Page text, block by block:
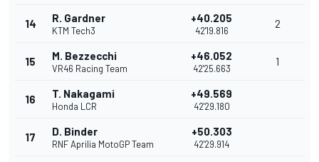
14 R. Gardner
KTM Tech3
+40.205
42'19.816
2
15 M. Bezzecchi
VR46 Racing Team
+46.052
42'25.663
1
16 T. Nakagami
Honda LCR
+49.569
42'29.180
17 D. Binder
RNF Aprilia MotoGP Team
+50.303
42'29.914